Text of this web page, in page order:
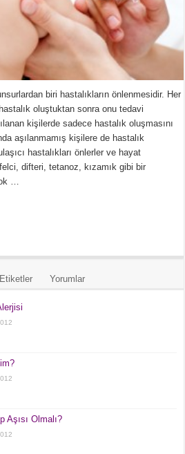
biri hastalıkların önlenmesidir. Her
oluştuktan sonra onu tedavi
kişilerde sadece hastalık oluşmasını
aşılanmamış kişilere de hastalık
hastalıkları önlerler ve hayat
difteri, tetanoz, kızamık gibi bir
…
Etiketler Yorumlar
Aşısı Olmalı?